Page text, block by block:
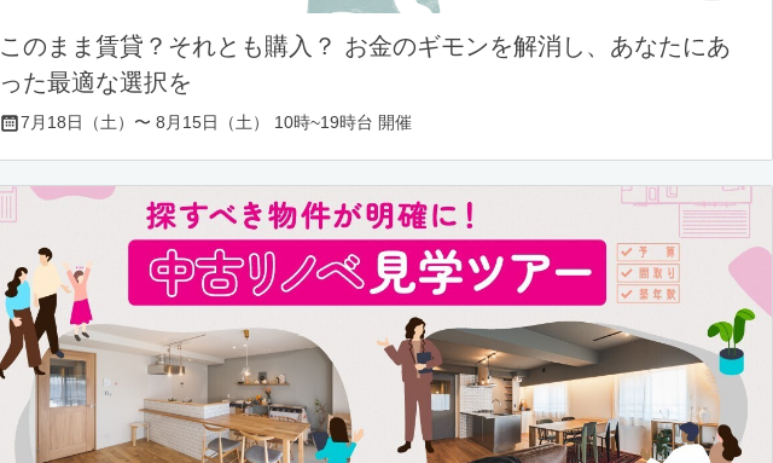
このまま賃貸？それとも購入？ お金のギモンを解消し、あなたにあ
った最適な選択を
7月18日（土）〜 8月15日（土） 10時~19時台 開催